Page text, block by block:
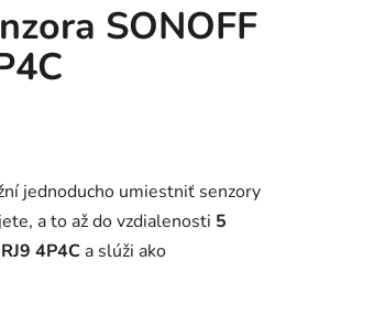
SONOFF
jednoducho umiestniť senzory
a to až do vzdialenosti 5
RJ9 4P4C a slúži ako